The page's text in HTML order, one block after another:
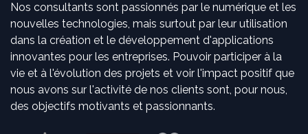
Nos consultants sont passionnés par le numérique et les
nouvelles technologies, mais surtout par leur utilisation
dans la création et le développement d'applications
innovantes pour les entreprises. Pouvoir participer à la
vie et à l'évolution des projets et voir l'impact positif que
nous avons sur l'activité de nos clients sont, pour nous,
des objectifs motivants et passionnants.